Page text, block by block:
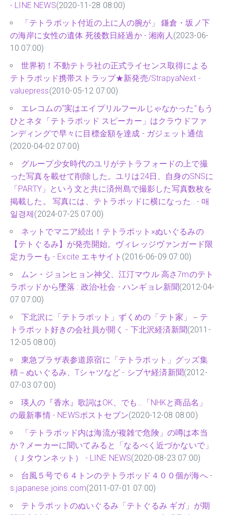
- LINE NEWS(2020-11-28 08:00)
「テトラポット付近の上に人の腕が」 鎌倉・坂ノ下
の海岸に女性の遺体 死後数日経過か - 湘南人 (2023-06-
10 07:00)
世界初！不動テトラ社の正式ライセンス取得による
テトラポッド携帯ストラップ★新発売/StrapyaNext -
valuepress(2010-05-12 07:00)
エレコムの“実はエイプリルフールじゃなかった”もう
ひとネタ「テトラポッド スピーカー」はクラウドファ
ンディングで早々に目標金額を達成 - ガジェット通信
(2020-04-02 07:00)
グループ少女時代のユリがテトラフォードの上で撮
った写真を載せて削除した。ユリは24日、自身のSNSに
「PARTY」という文と共に済州島で撮影した写真数枚を
掲載した。 写真には、テトラポッドに横になった.. - 매
일경제 (2024-07-25 07:00)
ネットでマニア続出！テトラポット×ぬいぐるみの
【テトぐるみ】が発売開始。ヴィレッジヴァンガード限
定カラーも - Excite エキサイト (2016-06-09 07:00)
ムン・ジョンヒョン神父、江汀マウル 高さ7mのテト
ラポッドから墜落 : 政治•社会 - ハンギョレ新聞(2012-04-
07 07:00)
下北沢に「テトラポット」ずくめの「テト家」－テ
トラポット好きの会社員が開く - 下北沢経済新聞(2011-
12-05 08:00)
東急プラザ表参道原宿に「テトラポット」グッズ集
積－ぬいぐるみ、Tシャツなど - シブヤ経済新聞(2012-
07-03 07:00)
瑛人の『香水』歌詞はOK、でも…「NHKと商品名」
の最新事情 - NEWSポストセブン(2020-12-08 08:00)
「テトラポッド内は海流が複雑で危険」の噂は本当
か？メーカーに聞いてみると「なるべく近づかないで」
（Ｊタウンネット） - LINE NEWS(2020-08-23 07:00)
台風５号で６４トンのテトラポッド４００個が海へ -
s.japanese.joins.com(2011-07-01 07:00)
テトラポットのぬいぐるみ「テトぐるみ ギガ」が期